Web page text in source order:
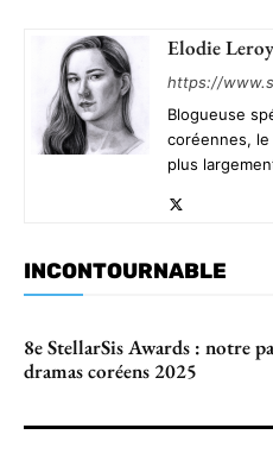
Elodie Leroy
https://
Blogueuse
coréennes, le
plus
INCONTOURNABLE
8e StellarSis Awards : notre
dramas coréens 2025